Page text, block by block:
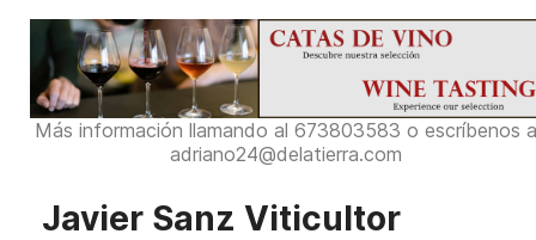
Más información llamando al 673803583 o escríbenos a
adriano24@delatierra.com
Javier Sanz Viticultor